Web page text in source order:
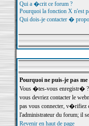
Qui a �crit ce forum ?
Pourquoi la fonction X n'est
Qui dois-je contacter �
Pourquoi ne puis-je pas me
Vous �tes-vous enregistr�
vous devriez contacter le
pas vous connecter, v�rifiez
l'administrateur du forum; il
Revenir en haut de page